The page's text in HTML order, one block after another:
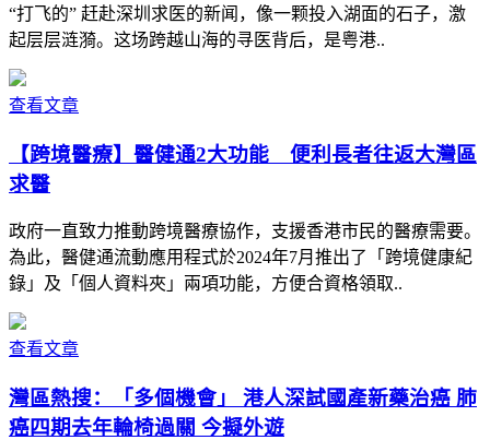
“打飞的” 赶赴深圳求医的新闻，像一颗投入湖面的石子，激
起层层涟漪。这场跨越山海的寻医背后，是粤港..
查看文章
【跨境醫療】醫健通2大功能 便利長者往返大灣區
求醫
政府一直致力推動跨境醫療協作，支援香港市民的醫療需要。
為此，醫健通流動應用程式於2024年7月推出了「跨境健康紀
錄」及「個人資料夾」兩項功能，方便合資格領取..
查看文章
灣區熱搜：「多個機會」 港人深試國產新藥治癌 肺
癌四期去年輪椅過關 今擬外遊